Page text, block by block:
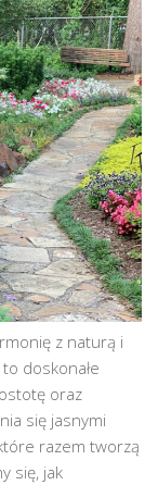
z naturą i
doskonałe
oraz
się jasnymi
razem tworzą
się, jak